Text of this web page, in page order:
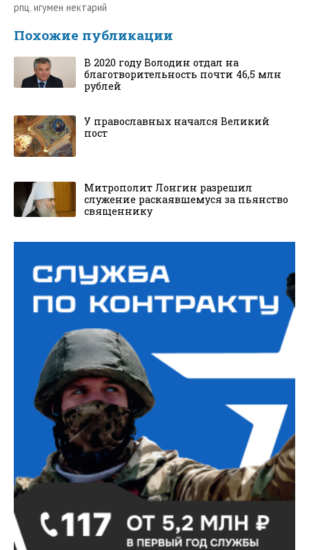
рпц,игумен нектарий
Похожие публикации
В 2020 году Володин отдал на
благотворительность почти 46,5 млн
рублей
У православных начался Великий
пост
Митрополит Лонгин разрешил
служение раскаявшемуся за пьянство
священнику